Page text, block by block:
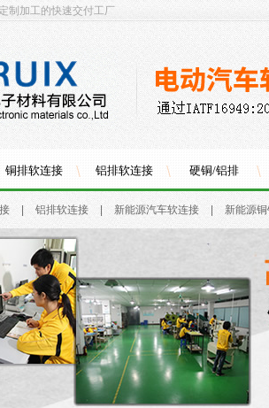
制加工的快速交付工厂
铜排软连接 铝排软连接 硬铜/铝排
铝排软连接 新能源汽车软连接 新能源